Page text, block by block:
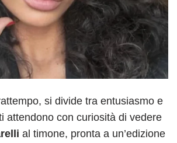
si divide tra entusiasmo e
attendono con curiosità di vedere
al timone, pronta a un’edizione